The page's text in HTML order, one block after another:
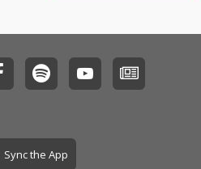
生といった相反する感
きらめき"を繊細に描き
出している。 シルキー
ンドはさらなる洗練を
遂げ、インディー/サイ
Sync the App